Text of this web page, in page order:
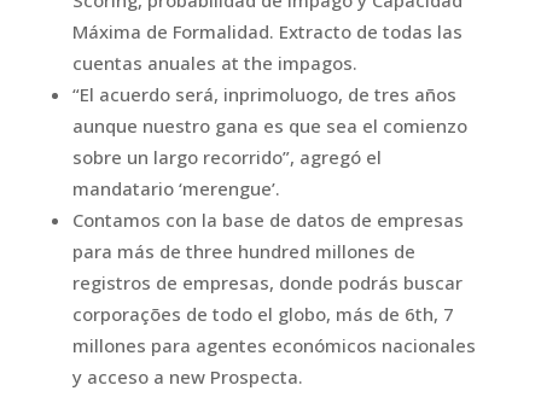
Máxima de Formalidad. Extracto de todas las
cuentas anuales at the impagos.
“El acuerdo será, inprimoluogo, de tres años
aunque nuestro gana es que sea el comienzo
sobre un largo recorrido”, agregó el
mandatario ‘merengue’.
Contamos con la base de datos de empresas
para más de three hundred millones de
registros de empresas, donde podrás buscar
corporações de todo el globo, más de 6th, 7
millones para agentes económicos nacionales
y acceso a new Prospecta.